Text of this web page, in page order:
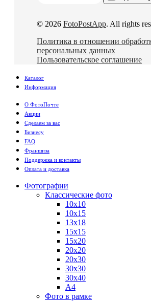
© 2026 FotoPostApp. All rights
Политика в отношении
персональных данных
Пользовательское соглашение
Каталог
Информация
О ФотоПочте
Акции
Сделаем за вас
Бизнесу
FAQ
Франшиза
Поддержка и контакты
Оплата и доставка
Фотографии
Классические фото
10х10
10х15
13х18
15х15
15х20
20х20
20х30
30х30
30х40
А4
Фото в рамке